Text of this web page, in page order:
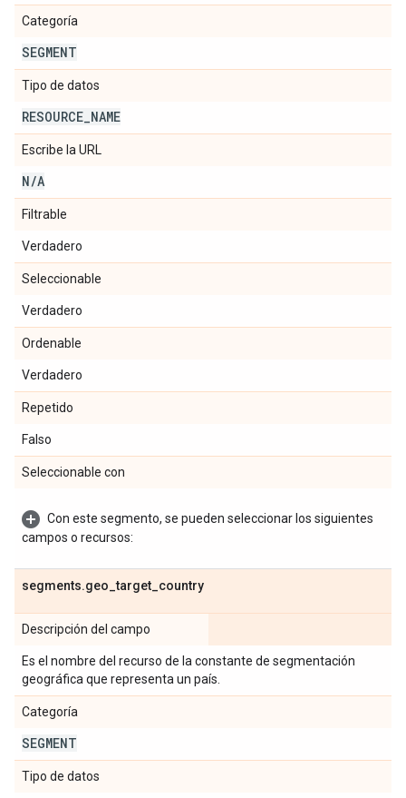
Categoría
SEGMENT
Tipo de datos
RESOURCE NAME
Escribe la URL
N/A
Filtrable
Verdadero
Seleccionable
Verdadero
Ordenable
Verdadero
Repetido
Falso
Seleccionable con
Con este segmento, se pueden seleccionar los siguientes
campos o recursos:
segments.geo _target country
Descripción del campo
Es el nombre del recurso de la constante de segmentación
geográfica que representa un país.
Categoría
SEGMENT
Tipo de datos